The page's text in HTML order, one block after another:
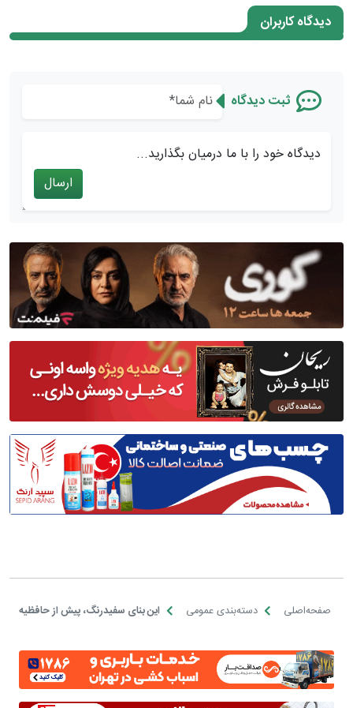
دیدگاه کاربران
ثبت دیدگاه
دیدگاه خود را با ما درمیان بگذارید...
ارسال